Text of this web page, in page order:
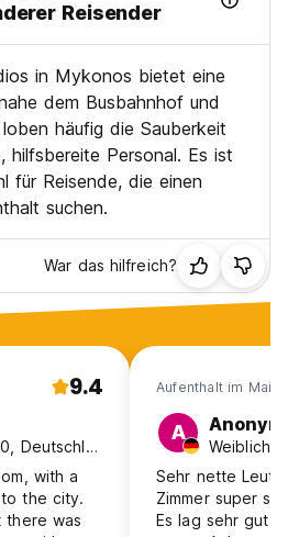
Reisender
in Mykonos bietet eine
dem Busbahnhof und
häufig die Sauberkeit
hilfsbereite Personal. Es ist
für Reisende, die einen
suchen.
War das hilfreich?
9.4
Männlich, 31-40, Deutschland
with a
the city.
there was
Aufenthalt im Mai
A Anonym
Sehr nette
Zimmer super
Es lag sehr gut